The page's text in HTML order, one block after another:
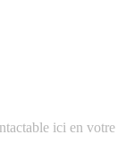
ici en votre